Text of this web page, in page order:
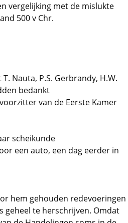
vergelijking met de mislukte
500 v Chr.
Nauta, P.S. Gerbrandy, H.W.
bedankt
van de Eerste Kamer
scheikunde
een auto, een dag eerder in
hem gehouden redevoeringen
geheel te herschrijven. Omdat